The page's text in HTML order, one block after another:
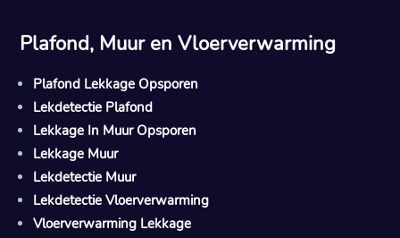
Plafond, Muur en Vloerverwarming
Plafond Lekkage Opsporen
Lekdetectie Plafond
Lekkage In Muur Opsporen
Lekkage Muur
Lekdetectie Muur
Lekdetectie Vloerverwarming
Vloerverwarming Lekkage